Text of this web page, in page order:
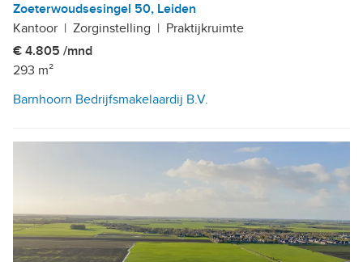
Zoeterwoudsesingel 50, Leiden
Kantoor | Zorginstelling | Praktijkruimte
€ 4.805 /mnd
293 m²
Barnhoorn Bedrijfsmakelaardij B.V.